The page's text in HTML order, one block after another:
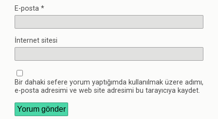
E-posta *
İnternet sitesi
Bir dahaki sefere yorum yaptığımda kullanılmak üzere adımı,
e-posta adresimi ve web site adresimi bu tarayıcıya kaydet.